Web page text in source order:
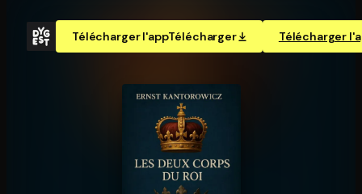
Télécharger l'appTélécharger Télécharger